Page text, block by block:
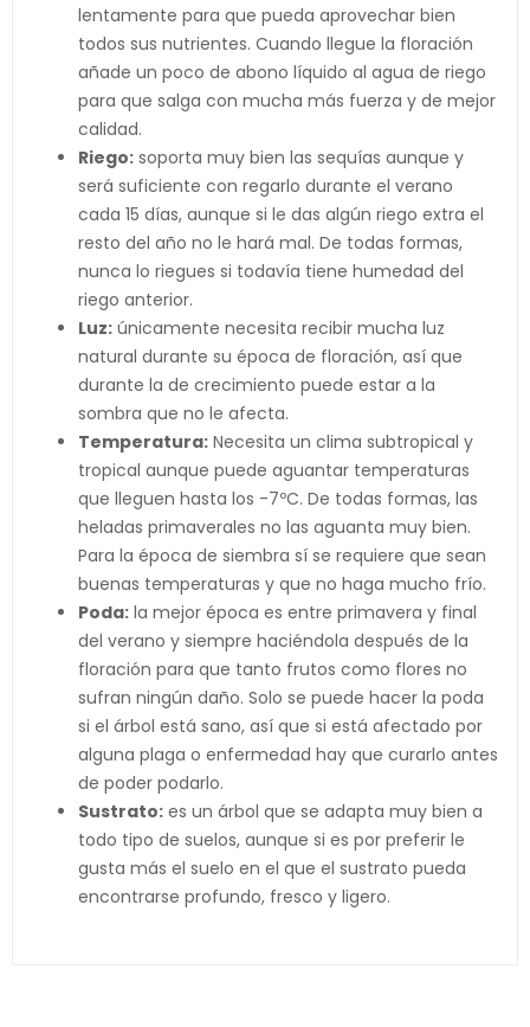
lentamente para que pueda aprovechar bien
todos sus nutrientes. Cuando llegue la floración
añade un poco de abono líquido al agua de riego
para que salga con mucha más fuerza y de mejor
calidad.
Riego: soporta muy bien las sequías aunque y
será suficiente con regarlo durante el verano
cada 15 días, aunque si le das algún riego extra el
resto del año no le hará mal. De todas formas,
nunca lo riegues si todavía tiene humedad del
riego anterior.
Luz: únicamente necesita recibir mucha luz
natural durante su época de floración, así que
durante la de crecimiento puede estar a la
sombra que no le afecta.
Temperatura: Necesita un clima subtropical y
tropical aunque puede aguantar temperaturas
que lleguen hasta los -7ºC. De todas formas, las
heladas primaverales no las aguanta muy bien.
Para la época de siembra sí se requiere que sean
buenas temperaturas y que no haga mucho frío.
Poda: la mejor época es entre primavera y final
del verano y siempre haciéndola después de la
floración para que tanto frutos como flores no
sufran ningún daño. Solo se puede hacer la poda
si el árbol está sano, así que si está afectado por
alguna plaga o enfermedad hay que curarlo antes
de poder podarlo.
Sustrato: es un árbol que se adapta muy bien a
todo tipo de suelos, aunque si es por preferir le
gusta más el suelo en el que el sustrato pueda
encontrarse profundo, fresco y ligero.